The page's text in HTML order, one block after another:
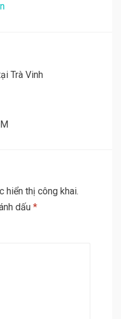
Trà Vinh
hiển thị công khai.
dấu *